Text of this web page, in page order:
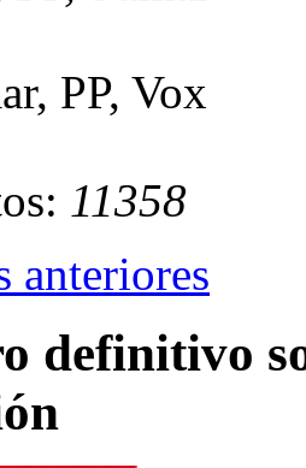
PP, Vox
11358
anteriores
definitivo